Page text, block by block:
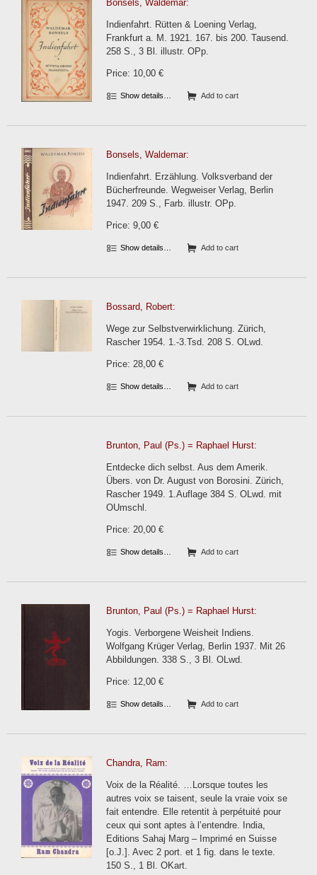
Bonsels, Waldemar:
Indienfahrt. Rütten & Loening Verlag,
Frankfurt a. M. 1921. 167. bis 200. Tausend.
258 S., 3 Bl. illustr. OPp.
Price: 10,00 €
Show details… Add to cart
Bonsels, Waldemar:
Indienfahrt. Erzählung. Volksverband der
Bücherfreunde. Wegweiser Verlag, Berlin
1947. 209 S., Farb. illustr. OPp.
Price: 9,00 €
Show details… Add to cart
Bossard, Robert:
Wege zur Selbstverwirklichung. Zürich,
Rascher 1954. 1.-3.Tsd. 208 S. OLwd.
Price: 28,00 €
Show details… Add to cart
Brunton, Paul (Ps.) = Raphael Hurst:
Entdecke dich selbst. Aus dem Amerik.
Übers. von Dr. August von Borosini. Zürich,
Rascher 1949. 1.Auflage 384 S. OLwd. mit
OUmschl.
Price: 20,00 €
Show details… Add to cart
Brunton, Paul (Ps.) = Raphael Hurst:
Yogis. Verborgene Weisheit Indiens.
Wolfgang Krüger Verlag, Berlin 1937. Mit 26
Abbildungen. 338 S., 3 Bl. OLwd.
Price: 12,00 €
Show details… Add to cart
Chandra, Ram:
Voix de la Réalité. …Lorsque toutes les
autres voix se taisent, seule la vraie voix se
fait entendre. Elle retentit à perpétuité pour
ceux qui sont aptes à l’entendre. India,
Editions Sahaj Marg – Imprimé en Suisse
[o.J.]. Avec 2 port. et 1 fig. dans le texte.
150 S., 1 Bl. OKart.